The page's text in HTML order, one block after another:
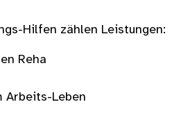
Hilfen zählen Leistungen:
Reha
Arbeits-Leben